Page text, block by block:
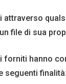
file di sua
hanno
seguenti finalità: